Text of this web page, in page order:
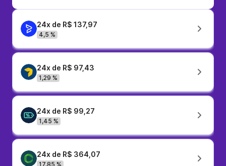
24x de R$ 137,97
4,5 %
24x de R$ 97,43
1,29 %
24x de R$ 99,27
1,45 %
24x de R$ 364,07
17,85 %